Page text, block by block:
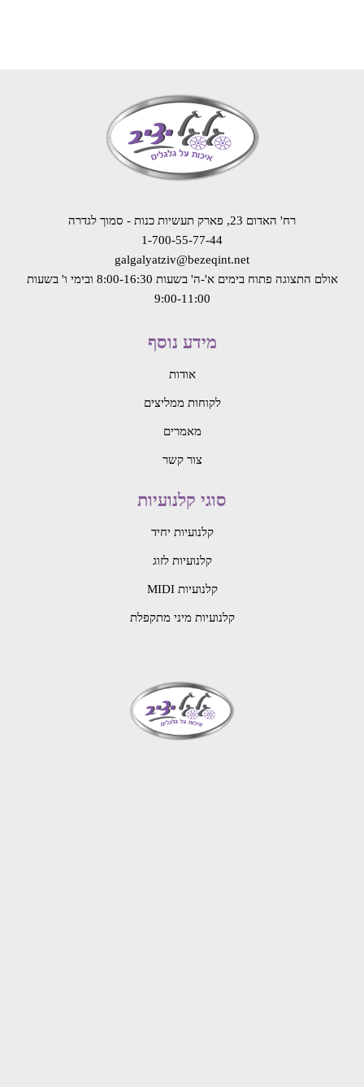
רח' האדום 23, פארק תעשיות כנות - סמוך לגדרה
1-700-55-77-44
galgalyatziv@bezeqint.net
אולם התצוגה פתוח בימים א'-ה' בשעות 8:00-16:30
ובימי ו' בשעות
9:00-11:00
מידע נוסף
אודות
לקוחות ממליצים
מאמרים
צור קשר
סוגי קלנועיות
קלנועיות יחיד
קלנועיות לזוג
קלנועיות MIDI
קלנועיות מיני מתקפלת